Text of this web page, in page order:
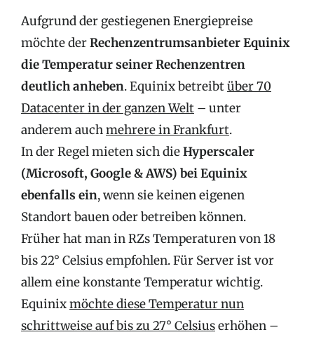
Aufgrund der gestiegenen Energiepreise
möchte derRechenzentrumsanbieter Equinix
die Temperatur seiner Rechenzentren
deutlich anheben. Equinix betreibtüber 70
Datacenter in der ganzen Welt – unter
anderem auchmehrere in Frankfurt.
In der Regel mieten sich dieHyperscaler
(Microsoft, Google & AWS) bei Equinix
ebenfalls ein, wenn sie keinen eigenen
Standort bauen oder betreiben können.
Früher hat man in RZs Temperaturen von 18
bis 22° Celsius empfohlen. Für Server ist vor
allem eine konstante Temperatur wichtig.
Equinixmöchte diese Temperatur nun
schrittweise auf bis zu 27° Celsiuserhöhen –